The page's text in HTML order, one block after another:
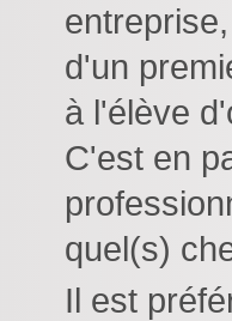
d'un
à l'élève
C'est en
quel(s)
Il est